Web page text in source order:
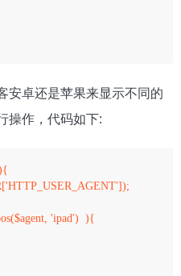
安卓还是苹果来显示不同的
操作，代码如下:
'ipad')  ){